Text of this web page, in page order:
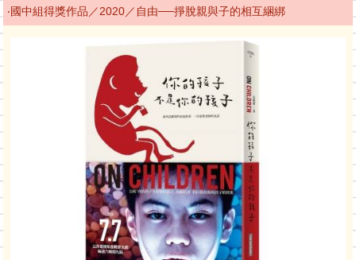
‧國中組得獎作品／2020／自由──掙脫親與子的相互綑綁